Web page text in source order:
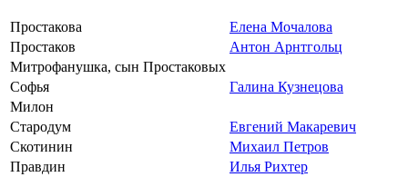
Простакова
Елена Мочалова
Простаков
Антон Арнтгольц
Митрофанушка, сын Простаковых
Софья
Галина Кузнецова
Милон
Стародум
Евгений Макаревич
Скотинин
Михаил Петров
Правдин
Илья Рихтер